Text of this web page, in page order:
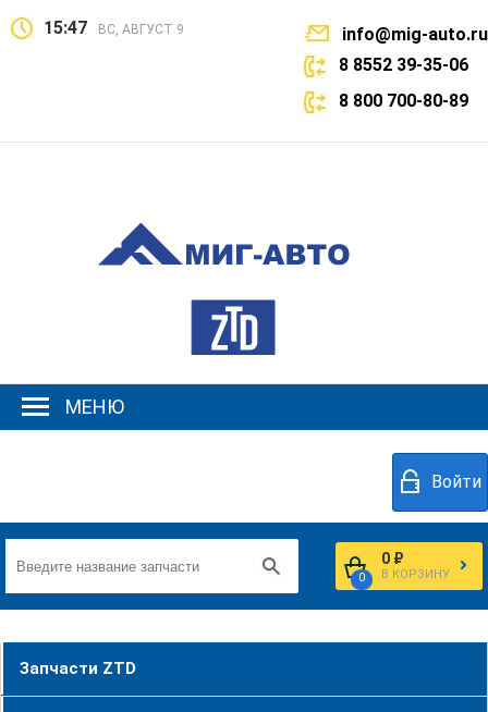
15:47 ВС, АВГУСТ 9
info@mig-auto.ru
8 8552 39-35-06
8 800 700-80-89
МЕНЮ
Войти
0
0 ₽
В КОРЗИНУ
Запчасти ZTD